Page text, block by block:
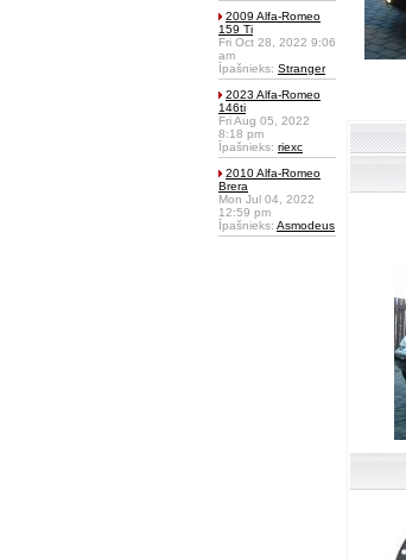
2009 Alfa-Romeo
159 Ti
Fri Oct 28, 2022 9:06
am
Īpašnieks: Stranger
2023 Alfa-Romeo
146ti
Fri Aug 05, 2022
8:18 pm
Īpašnieks: riexc
2010 Alfa-Romeo
Brera
Mon Jul 04, 2022
12:59 pm
Īpašnieks: Asmodeus